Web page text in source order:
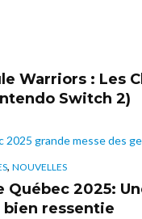
Warriors : Les
Switch 2)
, NOUVELLES
Québec 2025:
ressentie